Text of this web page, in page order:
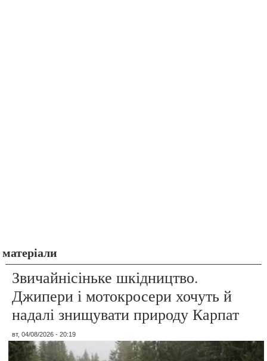
матеріали
Звичайнісіньке шкідництво.
Джипери і мотокросери хочуть й
надалі знищувати природу Карпат
вт, 04/08/2026 - 20:19